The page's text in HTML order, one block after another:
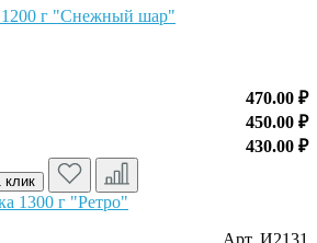
1200 г "Снежный шар"
470.00 ₽
450.00 ₽
430.00 ₽
клик